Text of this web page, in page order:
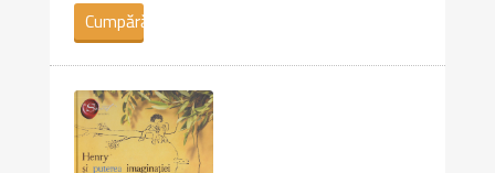
Cumpără
cartea